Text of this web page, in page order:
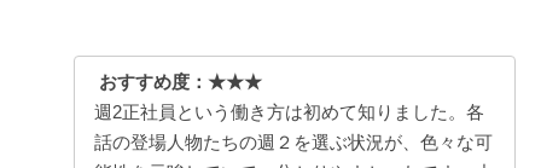
おすすめ度：★★★
週2正社員という働き方は初めて知りました。各
話の登場人物たちの週２を選ぶ状況が、色々な可